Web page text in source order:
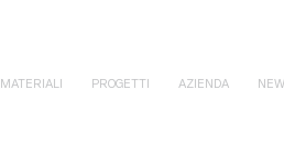
MATERIALI PROGETTI AZIENDA